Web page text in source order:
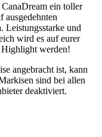
ein toller
ausgedehnten
Leistungsstarke und
wird es auf eurer
Highlight werden!
angebracht ist, kann
sind bei allen
deaktiviert.